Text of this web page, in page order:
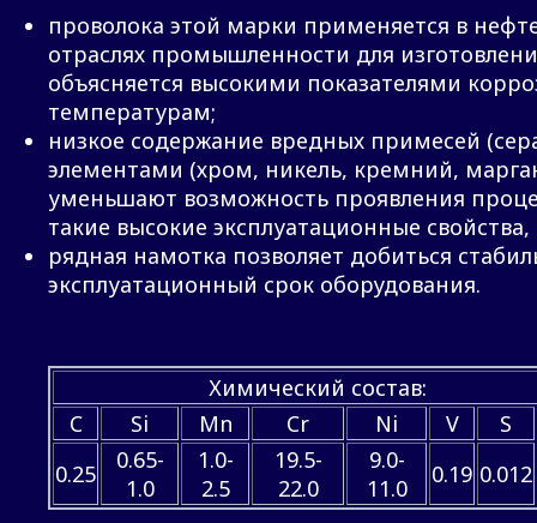
проволока этой марки применяется в
отраслях промышленности для
объясняется высокими показателями
температурам;
низкое содержание вредных примесей
элементами (хром, никель, кремний,
уменьшают возможность проявления
такие высокие эксплуатационные
рядная намотка позволяет добиться
эксплуатационный срок оборудования.
Химический состав:
C
Si Mn Cr Ni V
S
0.25
0.65-
1.0
1.0-
2.5
19.5-
22.0
9.0-
11.0
0.19 0.012